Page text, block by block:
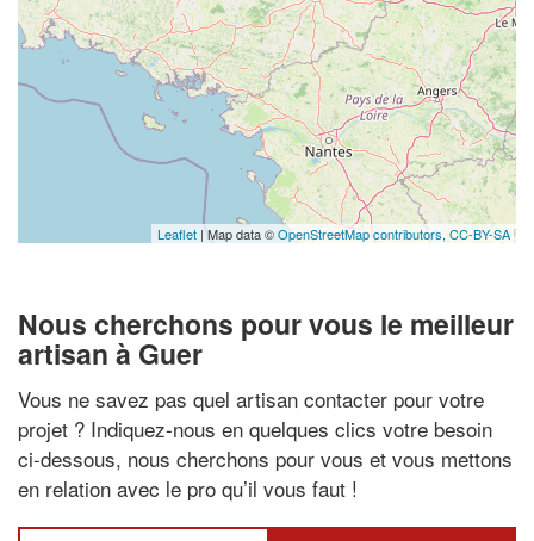
Leaflet | Map data ©OpenStreetMap contributors, CC-BY-SA
Nous cherchons pour vous le meilleur
artisan à Guer
Vous ne savez pas quel artisan contacter pour votre
projet ? Indiquez-nous en quelques clics votre besoin
ci-dessous, nous cherchons pour vous et vous mettons
en relation avec le pro qu’il vous faut !